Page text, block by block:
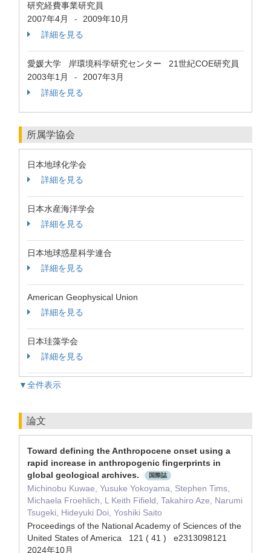
研究経費事業研究員
2007年4月
-
2009年10月
詳細を見る
愛媛大学 岸環境科学研究センター 21世紀COE研究員
2003年1月
-
2007年3月
詳細を見る
所属学協会
日本地球化学会
詳細を見る
日本水産海洋学会
詳細を見る
日本地球惑星科学連合
詳細を見る
American Geophysical Union
詳細を見る
日本珪藻学会
詳細を見る
▼全件表示
論文
Toward defining the Anthropocene onset using a
rapid increase in anthropogenic fingerprints in
global geological archives.
国際誌
Michinobu Kuwae, Yusuke Yokoyama, Stephen Tims,
Michaela Froehlich, L Keith Fifield, Takahiro Aze, Narumi
Tsugeki, Hideyuki Doi, Yoshiki Saito
Proceedings of the National Academy of Sciences of the
United States of America 121 ( 41 ) e2313098121
2024年10月